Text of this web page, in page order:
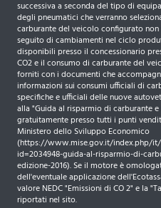
successiva a seconda del tipo di
degli pneumatici che verranno
carburante del veicolo configurato
seguito di cambiamenti nel ciclo
disponibili presso il concessionario
CO2 e il consumo di carburante del
forniti con i documenti che
informazioni sui consumi ufficiali di
specifiche e ufficiali delle nuove
alla "Guida al risparmio di carburante
gratuitamente presso tutti i punti
Ministero dello Sviluppo Economico
(https://www.mise.gov.it/index.php/it/
id=2034948-guida-al-risparmio-di-
edizione-2016). Se il motore è
dell'eventuale applicazione
valore NEDC "Emissioni di CO 2" e la
riportati nel sito.